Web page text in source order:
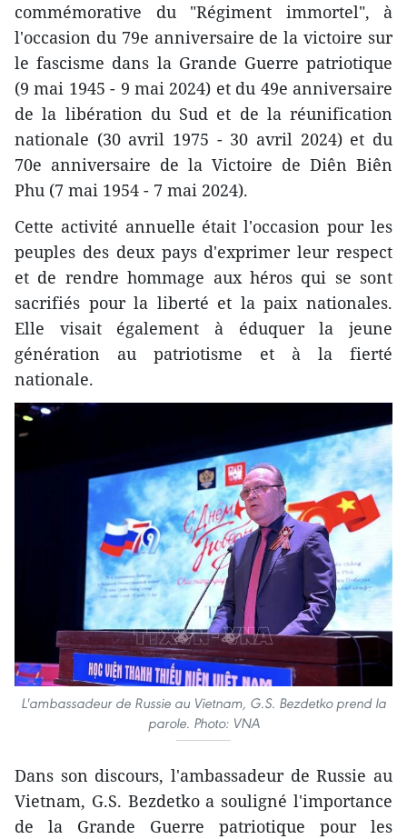
commémorative du "Régiment immortel", à
l'occasion du 79e anniversaire de la victoire sur
le fascisme dans la Grande Guerre patriotique
(9 mai 1945 - 9 mai 2024) et du 49e anniversaire
de la libération du Sud et de la réunification
nationale (30 avril 1975 - 30 avril 2024) et du
70e anniversaire de la Victoire de Diên Biên
Phu (7 mai 1954 - 7 mai 2024).
Cette activité annuelle était l'occasion pour les
peuples des deux pays d'exprimer leur respect
et de rendre hommage aux héros qui se sont
sacrifiés pour la liberté et la paix nationales.
Elle visait également à éduquer la jeune
génération au patriotisme et à la fierté
nationale.
L'ambassadeur de Russie au Vietnam, G.S. Bezdetko prend la
parole. Photo: VNA
Dans son discours, l'ambassadeur de Russie au
Vietnam, G.S. Bezdetko a souligné l'importance
de la Grande Guerre patriotique pour les